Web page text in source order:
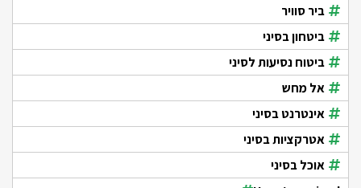
ביר סוויר
ביטחון בסיני
ביטוח נסיעות לסיני
אל מחש
אינטרנט בסיני
אטרקציות בסיני
אוכל בסיני